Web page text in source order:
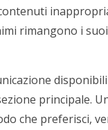
rimangono i
principale.
che preferisci,